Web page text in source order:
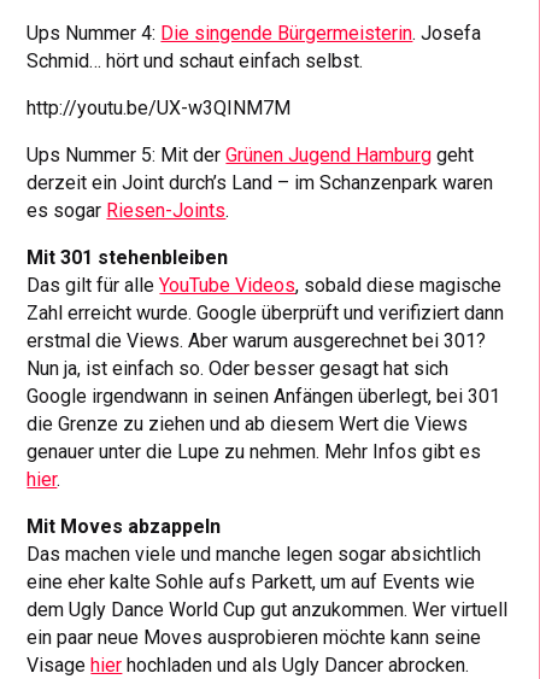
Ups Nummer 4: Die singende Bürgermeisterin. Josefa
Schmid… hört und schaut einfach selbst.
http://youtu.be/UX-w3QINM7M
Ups Nummer 5: Mit derGrünen Jugend Hamburg geht
derzeit ein Joint durch’s Land – im Schanzenpark waren
es sogar Riesen-Joints.
Mit 301 stehenbleiben
Das gilt für alleYouTube Videos, sobald diese magische
Zahl erreicht wurde. Google überprüft und verifiziert dann
erstmal die Views. Aber warum ausgerechnet bei 301?
Nun ja, ist einfach so. Oder besser gesagt hat sich
Google irgendwann in seinen Anfängen überlegt, bei 301
die Grenze zu ziehen und ab diesem Wert die Views
genauer unter die Lupe zu nehmen. Mehr Infos gibt es
hier.
Mit Moves abzappeln
Das machen viele und manche legen sogar absichtlich
eine eher kalte Sohle aufs Parkett, um auf Events wie
dem Ugly Dance World Cup gut anzukommen. Wer virtuell
ein paar neue Moves ausprobieren möchte kann seine
Visage hier hochladen und als Ugly Dancer abrocken.